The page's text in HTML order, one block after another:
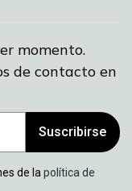
momento.
de contacto en
Suscribirse
de lapolítica de